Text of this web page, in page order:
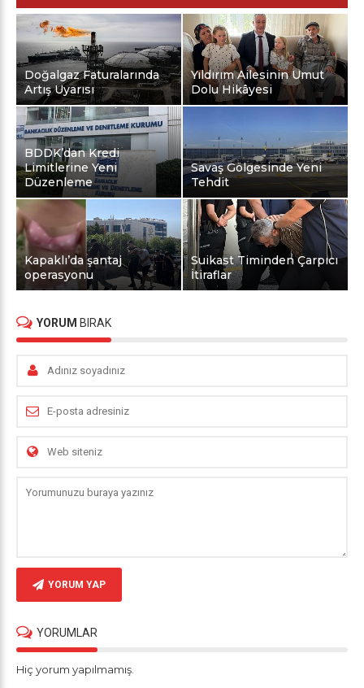
Doğalgaz Faturalarında
Artış Uyarısı
Yıldırım Ailesinin Umut
Dolu Hikâyesi
BDDK’dan Kredi
Limitlerine Yeni
Düzenleme
Savaş Gölgesinde Yeni
Tehdit
Kapaklı’da şantaj
operasyonu
Suikast Timinden Çarpıcı
İtiraflar
YORUM BIRAK
YORUM YAP
YORUMLAR
Hiç yorum yapılmamış.